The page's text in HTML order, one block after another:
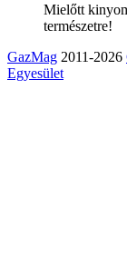
Mielőtt
természetre!
GazMag 2011-2026
Egyesület